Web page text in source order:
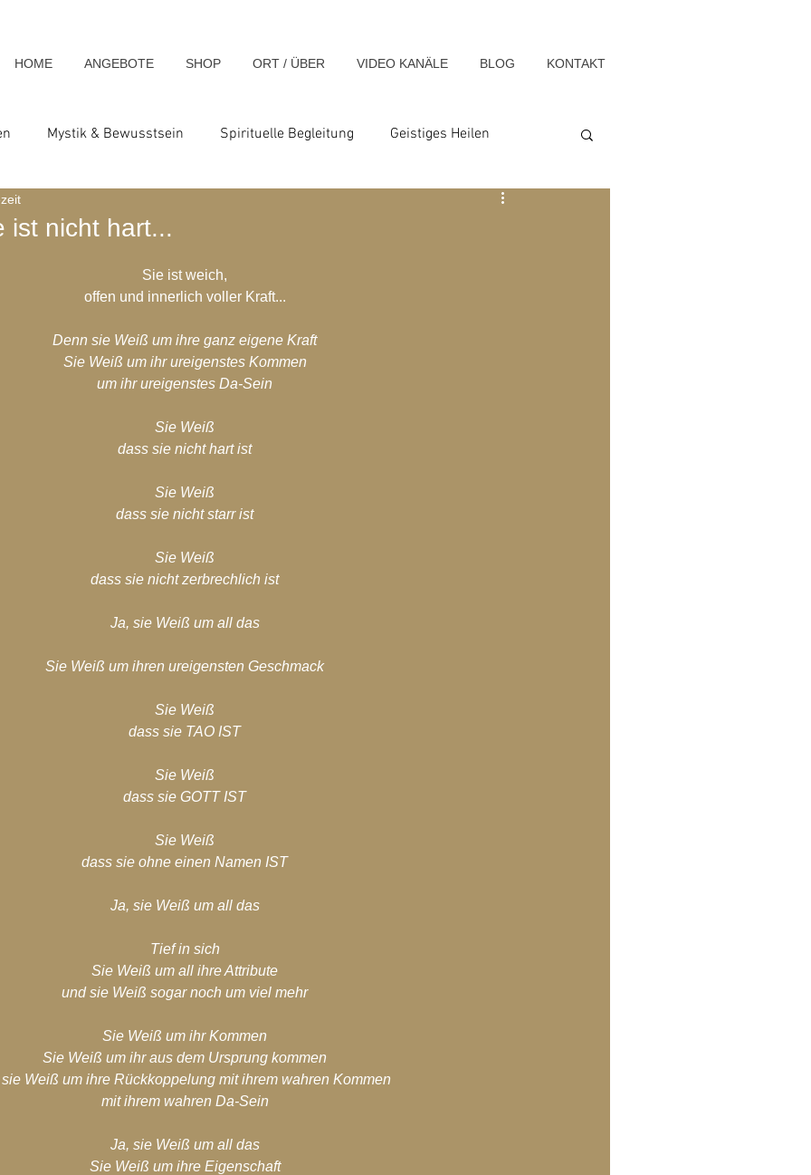
HOME ANGEBOTE SHOP ORT / ÜBER VIDEO KANÄLE BLOG KONTAKT
Mystik & Bewusstsein Spirituelle Begleitung Geistiges Heilen
& Homo Luminous
Blog-Archiv-2023
Blog-Archiv-2019 Blog-Archiv 2014
Blog-Archiv-2016
ist nicht hart...
Sie ist weich,
offen und innerlich voller Kraft...
Denn sie Weiß um ihre ganz eigene Kraft
Sie Weiß um ihr ureigenstes Kommen
um ihr ureigenstes Da-Sein
Sie Weiß
dass sie nicht hart ist
Sie Weiß
dass sie nicht starr ist
Sie Weiß
dass sie nicht zerbrechlich ist
Ja, sie Weiß um all das
Sie Weiß um ihren ureigensten Geschmack
Sie Weiß
dass sie TAO IST
Sie Weiß
dass sie GOTT IST
Sie Weiß
dass sie ohne einen Namen IST
Ja, sie Weiß um all das
Tief in sich
Sie Weiß um all ihre Attribute
und sie Weiß sogar noch um viel mehr
Sie Weiß um ihr Kommen
Sie Weiß um ihr aus dem Ursprung kommen
Weiß um ihre Rückkoppelung mit ihrem wahren Kommen
mit ihrem wahren Da-Sein
Ja, sie Weiß um all das
Sie Weiß um ihre Eigenschaft